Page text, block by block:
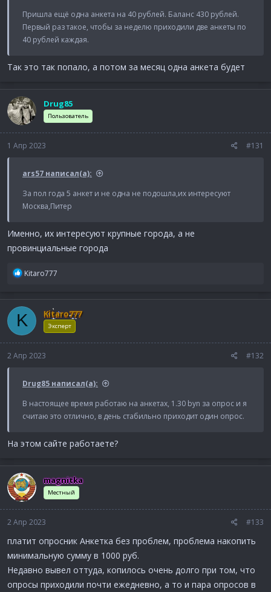
Пришла ещё одна анкета на 40 рублей. Баланс 430 рублей.
Первый раз такое, чтобы за неделю приходили две анкеты по
40 рублей каждая.
Так это так попало, а потом за месяц одна анкета будет
Drug85
Пользователь
1 Апр 2023 #131
ars57 написал(а):
За пол года 5 анкет и не одна не подошла,их интересуют
Москва,Питер
Именно, их интересуют крупные города, а не
провинциальные города
Р
к
ц
и
и
Kitaro777
K Kitaro777
Эксперт
2 Апр 2023 #132
Drug85 написал(а):
В настоящее время работаю на анкетах, 1.30 byn за опрос и я
считаю это отлично, в день стабильно приходит один опрос.
На этом сайте работаете?
magnitka
Местный
2 Апр 2023 #133
платит опросник Анкетка без проблем, проблема накопить
минимальную сумму в 1000 руб.
Недавно вывел оттуда, копилось очень долго при том, что
опросы приходили почти ежедневно, а то и пара опросов в